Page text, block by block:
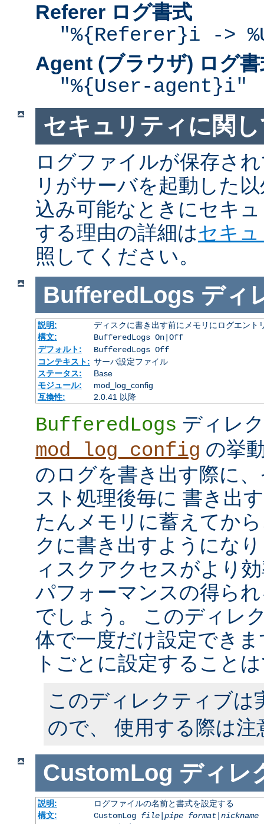
Referer ログ書式
"%{Referer}i ->
Agent (ブラウザ) ログ書
"%{User-agent}i"
セキュリティに関
ログファイルが保存さ
リがサーバを起動した
込み可能なときにセキ
する理由の詳細はセキ
照してください。
BufferedLogs ディ
説明:
ディスクに書き出す前にメモリにログエント
構文:
BufferedLogs On|Off
デフォルト:
BufferedLogs Off
コンテキスト: サーバ設定ファイル
ステータス:
Base
モジュール:
mod_log_config
互換性:
2.0.41 以降
BufferedLogs ディレ
mod_log_config の挙
のログを書き出す際に
スト処理後毎に 書き出
たんメモリに蓄えてか
クに書き出すようにな
ィスクアクセスがより
パフォーマンスの得ら
でしょう。 このディレ
体で一度だけ設定でき
トごとに設定すること
このディレクティブは
ので、 使用する際は
CustomLog ディレ
説明:
ログファイルの名前と書式を設定する
構文:
CustomLog file|pipe format|nickname